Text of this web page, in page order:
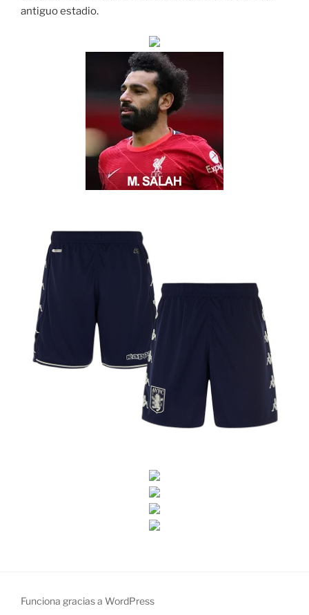
antiguo estadio.
Funciona gracias a WordPress